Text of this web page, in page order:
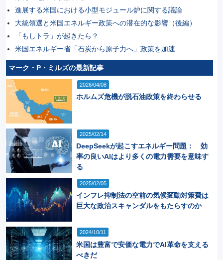
進展する米国における小型モジュール炉に関する議論
大統領選と米国エネルギー政策への潜在的な影響（後編）
「もしトラ」が起きたら？
米国エネルギー省「石炭から原子力へ」政策を加速
マーク・P・ミルズの最新記事
2026/04/08
ホルムズ危機が脱石油政策を終わらせる
2025/02/14
DeepSeekが起こすエネルギー問題： 効
率の良いAIはより多くの電力需要を意味す
る
2025/02/05
インフレ抑制法の空前の気候変動対策費は
巨大な政治スキャンダルをもたらすのか
2024/10/11
米国は豊富で安価な電力でAI革命を支える
べきだ